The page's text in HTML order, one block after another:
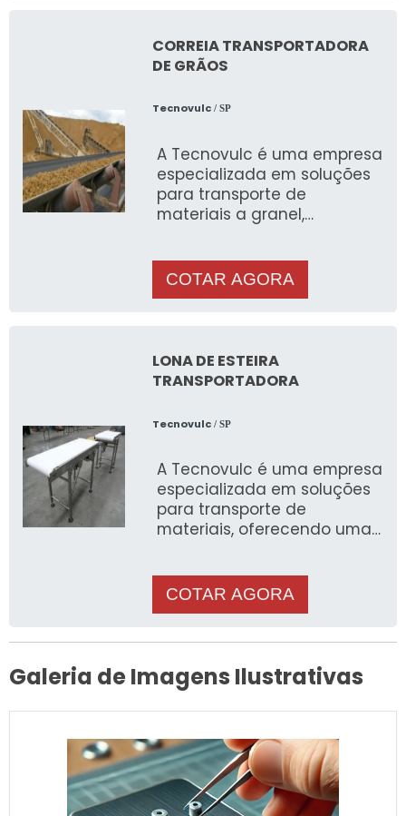
CORREIA TRANSPORTADORA
DE GRÃOS
Tecnovulc/ SP
A Tecnovulc é uma empresa
especializada em soluções
para transporte de
materiais a granel,
atender às ne
COTAR AGORA
LONA DE ESTEIRA
TRANSPORTADORA
Tecnovulc/ SP
A Tecnovulc é uma empresa
especializada em soluções
para transporte de
materiais, oferecendo uma
COTAR AGORA
Galeria de Imagens Ilustrativas